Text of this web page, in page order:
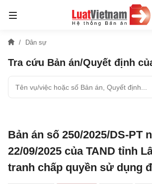
Dân sự
Tra cứu Bản án/Quyết định
Bản án số 250/2025/DS-PT
22/09/2025 của TAND tỉnh
tranh chấp quyền sử dụng